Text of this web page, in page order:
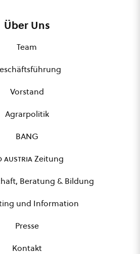
Über Uns
Team
Vorstand
Agrarpolitik
BANG
austriaZeitung
Beratung & Bildung
und Information
Presse
Kontakt